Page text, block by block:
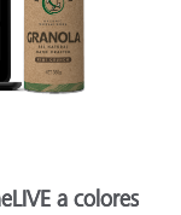
a colores